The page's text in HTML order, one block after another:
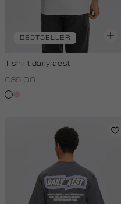
BESTSELLER
T-shirt daily aest
€35.00
wit